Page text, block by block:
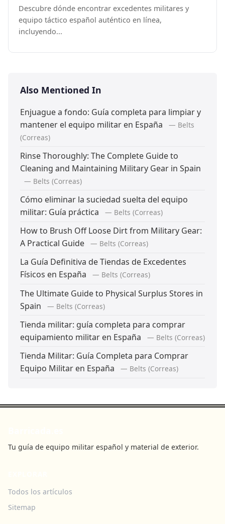
Descubre dónde encontrar excedentes militares y
equipo táctico español auténtico en línea,
incluyendo...
Also Mentioned In
Enjuague a fondo: Guía completa para limpiar y
mantener el equipo militar en España
— Belts
(Correas)
Rinse Thoroughly: The Complete Guide to
Cleaning and Maintaining Military Gear in Spain
— Belts (Correas)
Cómo eliminar la suciedad suelta del equipo
militar: Guía práctica
— Belts (Correas)
How to Brush Off Loose Dirt from Military Gear:
A Practical Guide
— Belts (Correas)
La Guía Definitiva de Tiendas de Excedentes
Físicos en España
— Belts (Correas)
The Ultimate Guide to Physical Surplus Stores in
Spain
— Belts (Correas)
Tienda militar: guía completa para comprar
equipamiento militar en España
— Belts (Correas)
Tienda Militar: Guía Completa para Comprar
Equipo Militar en España
— Belts (Correas)
Tu guía de equipo militar español y material de exterior.
Todos los artículos
Sitemap